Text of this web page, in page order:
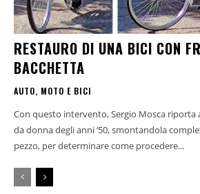
RESTAURO DI UNA BICI CON
BACCHETTA
AUTO, MOTO E BICI
Con questo intervento, Sergio Mosca riporta
da donna degli anni ‘50, smontandola
pezzo, per determinare come procedere...